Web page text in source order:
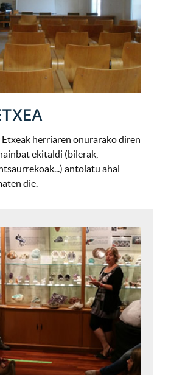
herriaren onurarako diren
ekitaldi (bilerak,
antolatu ahal
die.